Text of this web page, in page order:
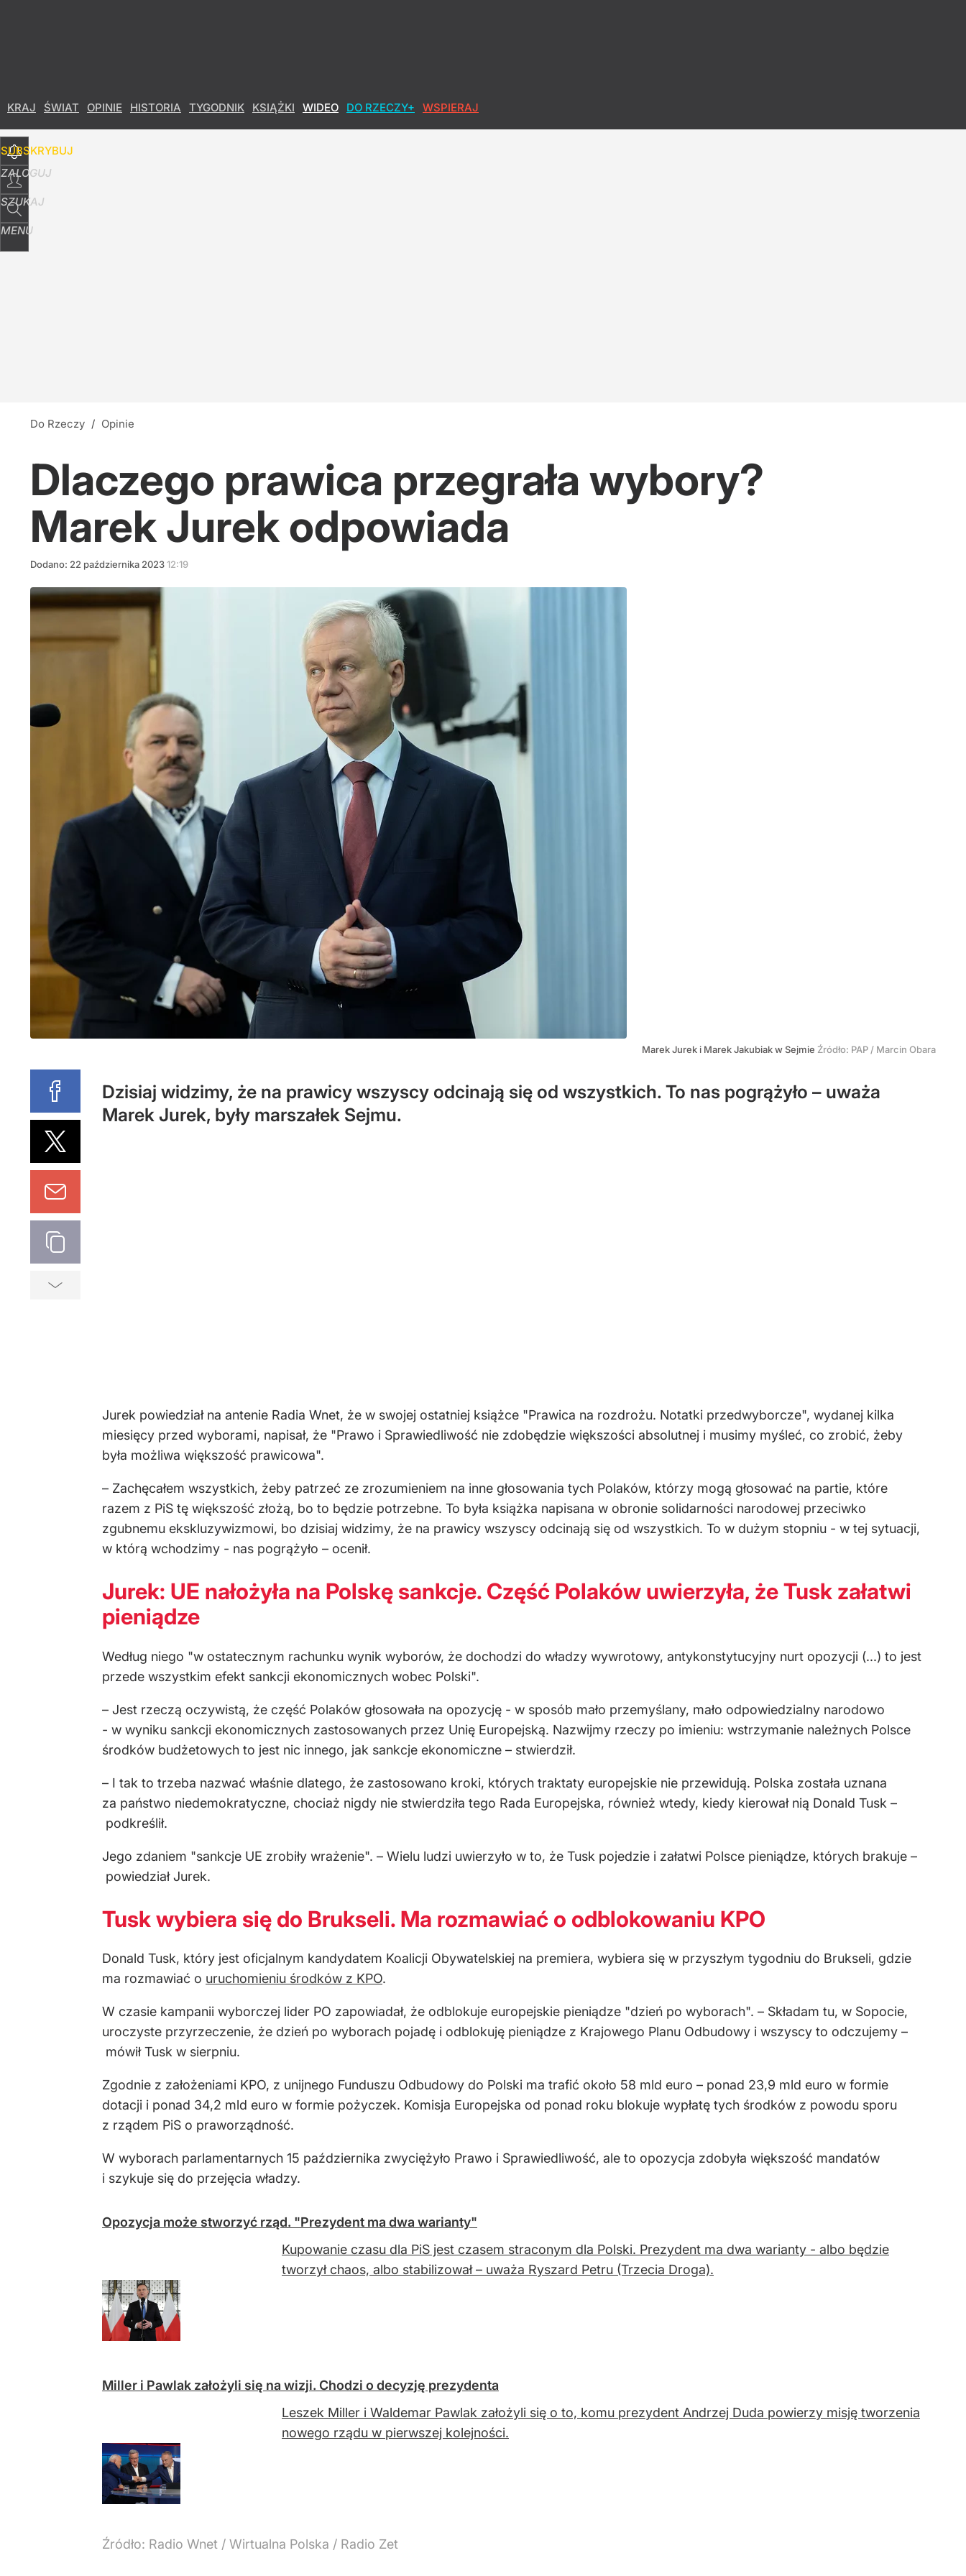
KRAJ ŚWIAT OPINIE HISTORIA TYGODNIK KSIĄŻKI WIDEO DO RZECZY+ WSPIERAJ
SUBSKRYBUJ
ZALOGUJ
SZUKAJ
MENU
Do Rzeczy / Opinie
Dlaczego prawica przegrała wybory?
Marek Jurek odpowiada
Dodano: 22 października 202312:19
Marek Jurek i Marek Jakubiak w Sejmie Źródło: PAP / Marcin Obara
Dzisiaj widzimy, że na prawicy wszyscy odcinają się od wszystkich. To nas pogrążyło – uważa
Marek Jurek, były marszałek Sejmu.
Jurek powiedział na antenie Radia Wnet, że w swojej ostatniej książce "Prawica na rozdrożu. Notatki przedwyborcze", wydanej kilka
miesięcy przed wyborami, napisał, że "Prawo i Sprawiedliwość nie zdobędzie większości absolutnej i musimy myśleć, co zrobić, żeby
była możliwa większość prawicowa".
– Zachęcałem wszystkich, żeby patrzeć ze zrozumieniem na inne głosowania tych Polaków, którzy mogą głosować na partie, które
razem z PiS tę większość złożą, bo to będzie potrzebne. To była książka napisana w obronie solidarności narodowej przeciwko
zgubnemu ekskluzywizmowi, bo dzisiaj widzimy, że na prawicy wszyscy odcinają się od wszystkich. To w dużym stopniu - w tej sytuacji,
w którą wchodzimy - nas pogrążyło – ocenił.
Jurek: UE nałożyła na Polskę sankcje. Część Polaków uwierzyła, że Tusk załatwi
pieniądze
Według niego "w ostatecznym rachunku wynik wyborów, że dochodzi do władzy wywrotowy, antykonstytucyjny nurt opozycji (...) to jest
przede wszystkim efekt sankcji ekonomicznych wobec Polski".
– Jest rzeczą oczywistą, że część Polaków głosowała na opozycję - w sposób mało przemyślany, mało odpowiedzialny narodowo
- w wyniku sankcji ekonomicznych zastosowanych przez Unię Europejską. Nazwijmy rzeczy po imieniu: wstrzymanie należnych Polsce
środków budżetowych to jest nic innego, jak sankcje ekonomiczne – stwierdził.
– I tak to trzeba nazwać właśnie dlatego, że zastosowano kroki, których traktaty europejskie nie przewidują. Polska została uznana
za państwo niedemokratyczne, chociaż nigdy nie stwierdziła tego Rada Europejska, również wtedy, kiedy kierował nią Donald Tusk –
podkreślił.
Jego zdaniem "sankcje UE zrobiły wrażenie". – Wielu ludzi uwierzyło w to, że Tusk pojedzie i załatwi Polsce pieniądze, których brakuje –
powiedział Jurek.
Tusk wybiera się do Brukseli. Ma rozmawiać o odblokowaniu KPO
Donald Tusk, który jest oficjalnym kandydatem Koalicji Obywatelskiej na premiera, wybiera się w przyszłym tygodniu do Brukseli, gdzie
ma rozmawiać o uruchomieniu środków z KPO.
W czasie kampanii wyborczej lider PO zapowiadał, że odblokuje europejskie pieniądze "dzień po wyborach". – Składam tu, w Sopocie,
uroczyste przyrzeczenie, że dzień po wyborach pojadę i odblokuję pieniądze z Krajowego Planu Odbudowy i wszyscy to odczujemy –
mówił Tusk w sierpniu.
Zgodnie z założeniami KPO, z unijnego Funduszu Odbudowy do Polski ma trafić około 58 mld euro – ponad 23,9 mld euro w formie
dotacji i ponad 34,2 mld euro w formie pożyczek. Komisja Europejska od ponad roku blokuje wypłatę tych środków z powodu sporu
z rządem PiS o praworządność.
W wyborach parlamentarnych 15 października zwyciężyło Prawo i Sprawiedliwość, ale to opozycja zdobyła większość mandatów
i szykuje się do przejęcia władzy.
Opozycja może stworzyć rząd. "Prezydent ma dwa warianty"
Kupowanie czasu dla PiS jest czasem straconym dla Polski. Prezydent ma dwa warianty - albo będzie
tworzył chaos, albo stabilizował – uważa Ryszard Petru (Trzecia Droga).
Miller i Pawlak założyli się na wizji. Chodzi o decyzję prezydenta
Leszek Miller i Waldemar Pawlak założyli się o to, komu prezydent Andrzej Duda powierzy misję tworzenia
nowego rządu w pierwszej kolejności.
Źródło: Radio Wnet / Wirtualna Polska / Radio Zet